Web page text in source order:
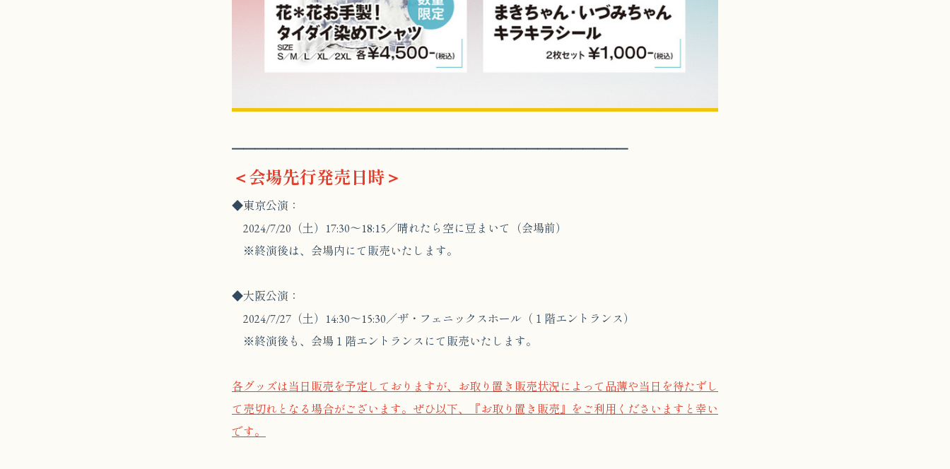
━━━━━━━━━━━━━━━━━━━━━━━━━━━━━━━━━━━
＜会場先行発売日時＞
◆東京公演：
2024/7/20（土）17:30〜18:15／晴れたら空に豆まいて（会場前）
※終演後は、会場内にて販売いたします。
◆大阪公演：
2024/7/27（土）14:30〜15:30／ザ・フェニックスホール（１階エントランス）
※終演後も、会場１階エントランスにて販売いたします。
各グッズは当日販売を予定しておりますが、お取り置き販売状況によって品薄や当日を待たずし
て売切れとなる場合がございます。ぜひ以下、『お取り置き販売』をご利用くださいますと幸い
です。